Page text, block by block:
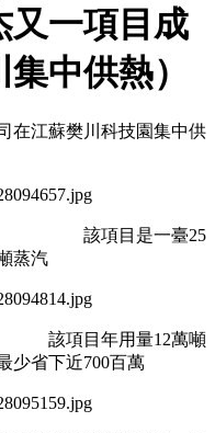
又一項目成
中供熱）
在江蘇樊川科技園集中供
臺25
蒸汽
12萬噸
少省下近700百萬